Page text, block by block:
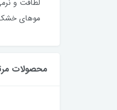
موهای خشک
محصولات